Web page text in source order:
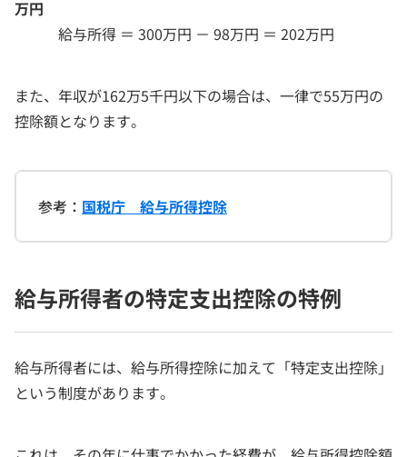
万円
給与所得 ＝ 300万円 － 98万円 ＝ 202万円
また、年収が162万5千円以下の場合は、一律で55万円の
控除額となります。
参考： 国税庁 給与所得控除
給与所得者の特定支出控除の特例
給与所得者には、給与所得控除に加えて「特定支出控除」
という制度があります。